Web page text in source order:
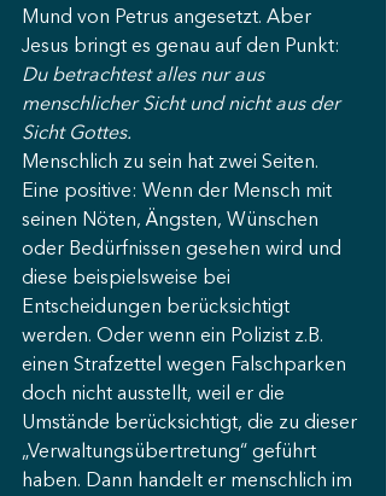
Mund von Petrus angesetzt. Aber
Jesus bringt es genau auf den Punkt:
Du betrachtest alles nur aus
menschlicher Sicht und nicht aus der
Sicht Gottes.
Menschlich zu sein hat zwei Seiten.
Eine positive: Wenn der Mensch mit
seinen Nöten, Ängsten, Wünschen
oder Bedürfnissen gesehen wird und
diese beispielsweise bei
Entscheidungen berücksichtigt
werden. Oder wenn ein Polizist z.B.
einen Strafzettel wegen Falschparken
doch nicht ausstellt, weil er die
Umstände berücksichtigt, die zu dieser
„Verwaltungsübertretung“ geführt
haben. Dann handelt er menschlich im